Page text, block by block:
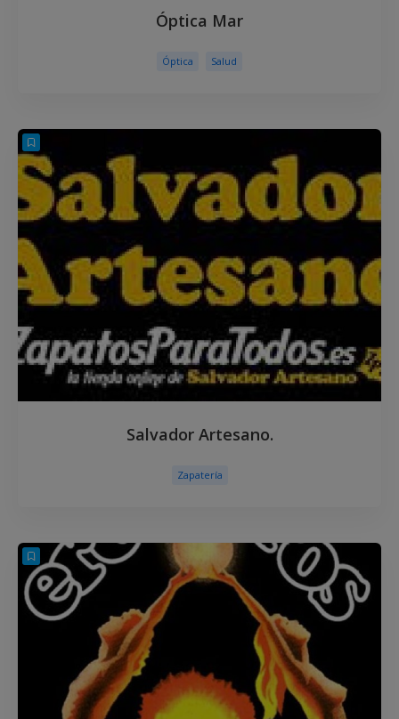
Óptica Mar
Óptica Salud
Salvador Artesano.
Zapatería